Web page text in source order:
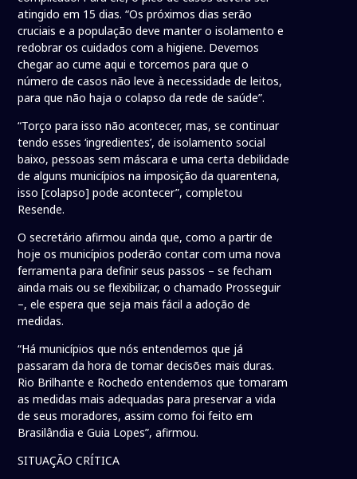
atingido em 15 dias. “Os próximos dias serão
cruciais e a população deve manter o isolamento e
redobrar os cuidados com a higiene. Devemos
chegar ao cume aqui e torcemos para que o
número de casos não leve à necessidade de leitos,
para que não haja o colapso da rede de saúde”.
“Torço para isso não acontecer, mas, se continuar
tendo esses ‘ingredientes’, de isolamento social
baixo, pessoas sem máscara e uma certa debilidade
de alguns municípios na imposição da quarentena,
isso [colapso] pode acontecer”, completou
Resende.
O secretário afirmou ainda que, como a partir de
hoje os municípios poderão contar com uma nova
ferramenta para definir seus passos – se fecham
ainda mais ou se flexibilizar, o chamado Prosseguir
–, ele espera que seja mais fácil a adoção de
medidas.
“Há municípios que nós entendemos que já
passaram da hora de tomar decisões mais duras.
Rio Brilhante e Rochedo entendemos que tomaram
as medidas mais adequadas para preservar a vida
de seus moradores, assim como foi feito em
Brasilândia e Guia Lopes”, afirmou.
SITUAÇÃO CRÍTICA